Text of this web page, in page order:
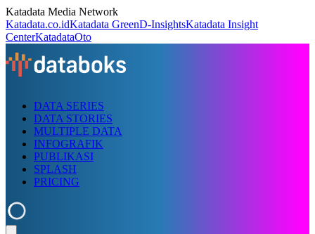
Katadata Media Network
Katadata.co.idKatadata GreenD-InsightsKatadata Insight
CenterKatadataOto
DATA SERIES
DATA STORIES
MULTIPLE DATA
INFOGRAFIK
PUBLIKASI
SPLASH
PRICING